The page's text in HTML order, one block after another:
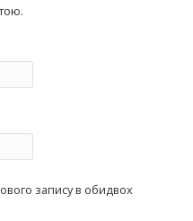
запису в обидвох